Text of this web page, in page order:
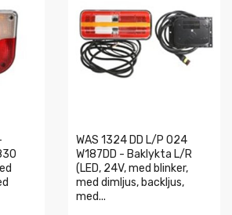
WAS 1324 DD L/P O24
W187DD - Baklykta L/R
(LED, 24V, med blinker,
med dimljus, backljus,
med...